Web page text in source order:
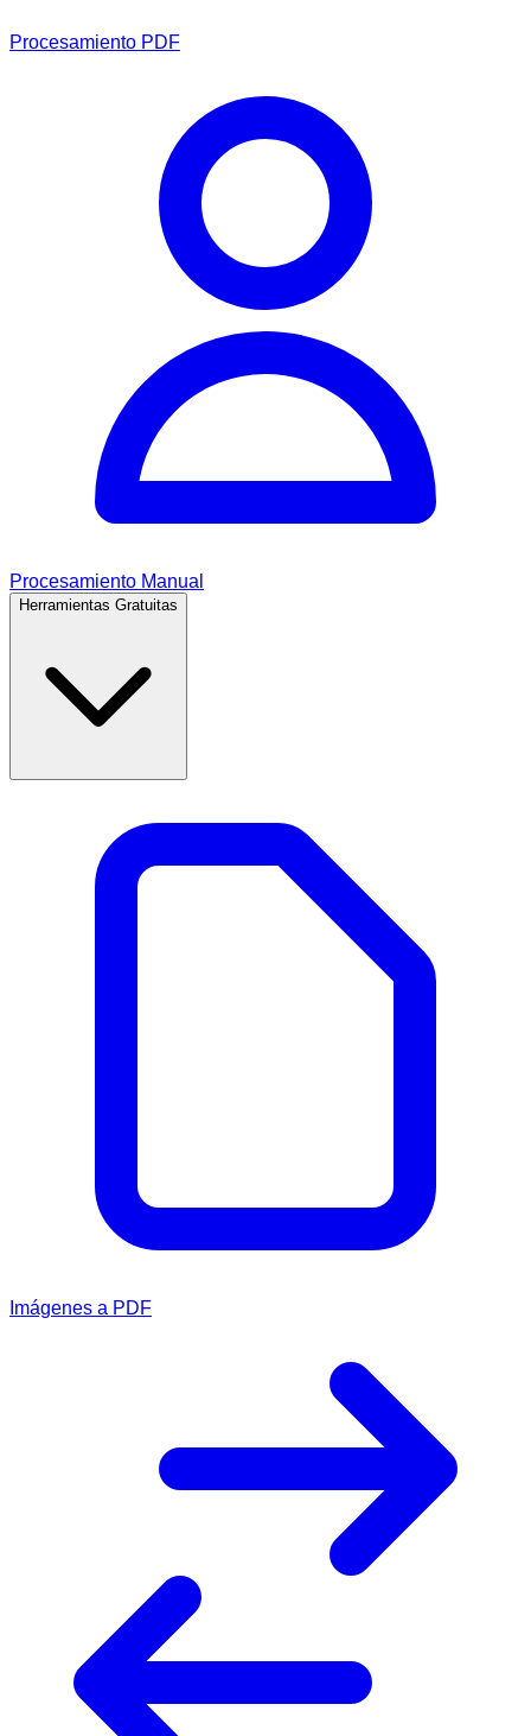
Procesamiento PDF
Procesamiento Manual
Herramientas Gratuitas
Imágenes a PDF